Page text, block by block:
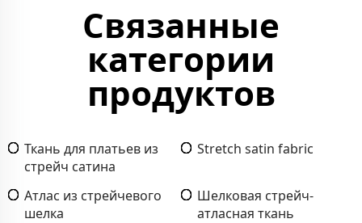
Связанные
категории
продуктов
Ткань для платьев из
стрейч сатина
Stretch satin fabric
Атлас из стрейчевого
шелка
Шелковая стрейч-
атласная ткань